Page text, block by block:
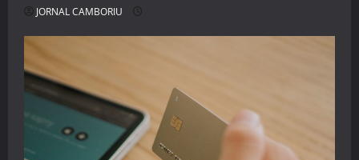
JORNAL CAMBORIU